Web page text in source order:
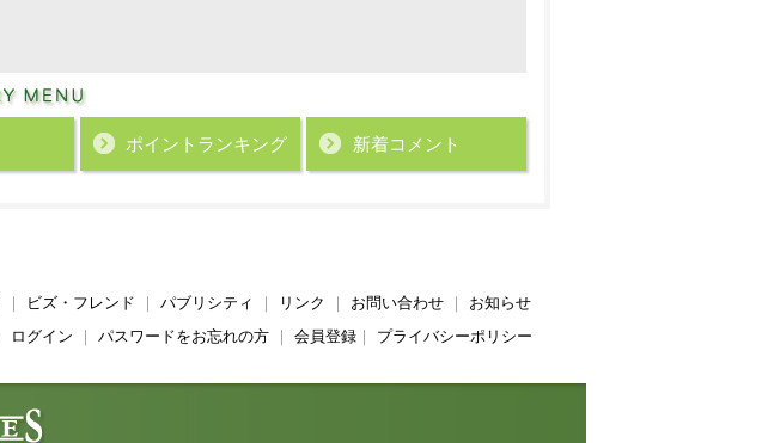
ポイント ランキング 新着コメント
ビズ・フレンド パブリシティ リンク お問い合わせ｜ お知らせ
ログイン パスワードをお忘れの方｜ 会員登録｜ プライバシーポリシー